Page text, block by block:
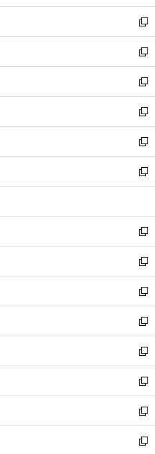
開
く
ウ
で
開
く
ン
ド
ウ
で
開
く
ウ
ィ
ン
ド
ウ
で
開
く
し
い
ウ
ィ
ン
ド
ウ
で
開
く
新
し
い
ウ
ィ
ン
ド
ウ
で
開
く
新
し
い
ウ
ィ
ン
ド
ウ
で
開
新
し
い
ウ
ィ
ン
ド
ウ
開
く
新
し
い
ウ
ィ
ン
ウ
で
開
く
新
し
い
ウ
ン
ド
ウ
で
開
く
新
し
ウ
ィ
ン
ド
ウ
で
開
く
新
し
い
ウ
ィ
ン
ド
ウ
で
開
く
新
し
い
ウ
ィ
ン
ド
ウ
で
開
く
新
し
い
ウ
ィ
ン
ド
ウ
で
開
く
新
し
い
ウ
ィ
ン
ド
ウ
で
新
し
い
ウ
ィ
ン
ド
新
し
い
ウ
ィ
新
し
い
新